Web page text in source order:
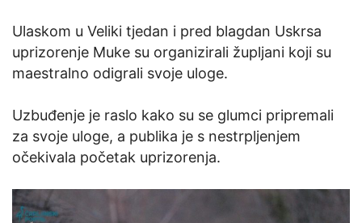
Ulaskom u Veliki tjedan i pred blagdan Uskrsa
uprizorenje Muke su organizirali župljani koji su
maestralno odigrali svoje uloge.
Uzbuđenje je raslo kako su se glumci pripremali
za svoje uloge, a publika je s nestrpljenjem
očekivala početak uprizorenja.